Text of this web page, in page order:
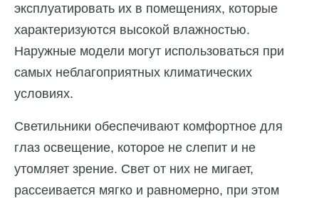
эксплуатировать их в помещениях, которые
характеризуются высокой влажностью.
Наружные модели могут использоваться при
самых неблагоприятных климатических
условиях.
Светильники обеспечивают комфортное для
глаз освещение, которое не слепит и не
утомляет зрение. Свет от них не мигает,
рассеивается мягко и равномерно, при этом